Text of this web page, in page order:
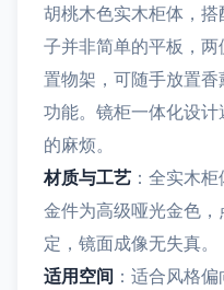
胡桃木色实木柜体，
子并非简单的平板，
置物架，可随手放置
功能。镜柜一体化设
的麻烦。
材质与工艺 ：全实木
金件为高级哑光金色
定，镜面成像无失真。
适用空间 ：适合风格